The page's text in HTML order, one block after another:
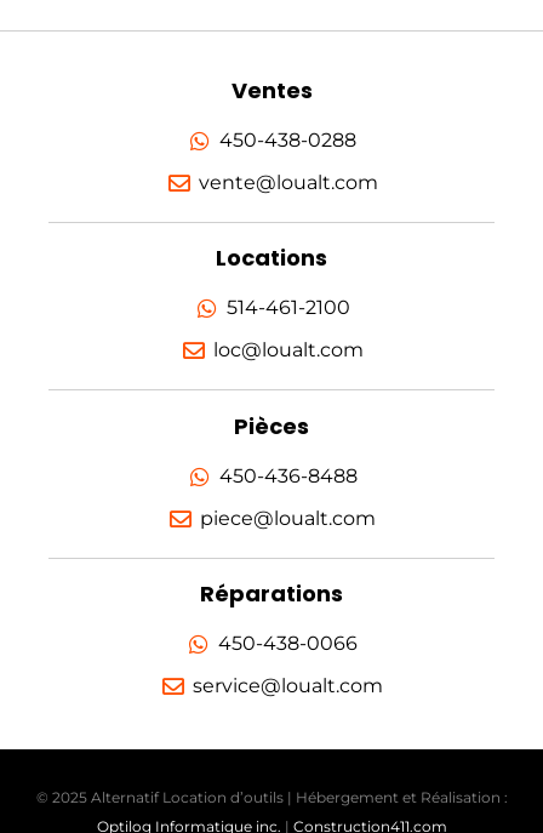
Ventes
450-438-0288
vente@loualt.com
Locations
514-461-2100
loc@loualt.com
Pièces
450-436-8488
piece@loualt.com
Réparations
450-438-0066
service@loualt.com
© 2025 Alternatif Location d’outils | Hébergement et Réalisation :
Optilog Informatique inc. | Construction411.com